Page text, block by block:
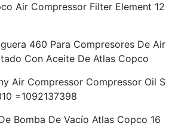
Air Compressor Filter Element 12
460 Para Compresores De Air
Con Aceite De Atlas Copco
Air Compressor Compressor Oil S
=1092137398
Bomba De Vacío Atlas Copco 16